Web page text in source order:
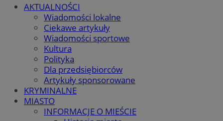
AKTUALNOŚCI
Wiadomości lokalne
Ciekawe artykuły
Wiadomości sportowe
Kultura
Polityka
Dla przedsiębiorców
Artykuły sponsorowane
KRYMINALNE
MIASTO
INFORMACJE O MIEŚCIE